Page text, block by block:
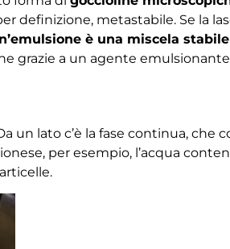
definizione, metastabile. Se la
è una miscela
grazie a un agente
un lato c’è la fase continua, che
per esempio, l’acqua